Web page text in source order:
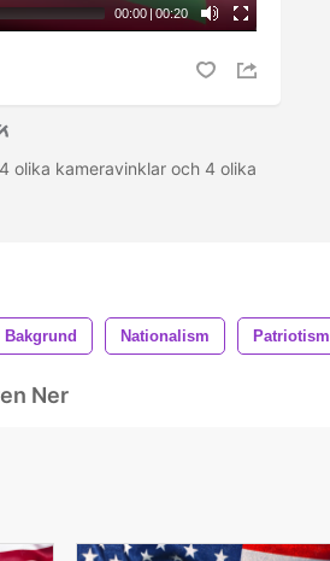
00:00 |00:20
olika kameravinklar och 4 olika
Bakgrund Nationalism Patriotism
Ner